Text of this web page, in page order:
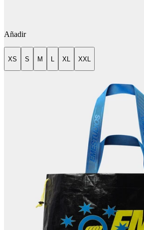
Añadir
XS S M L XL XXL